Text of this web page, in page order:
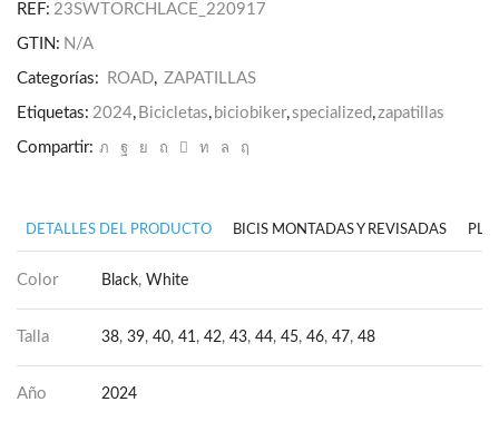
Lace
cantidad
REF: 23SWTORCHLACE_220917
GTIN: N/A
Categorías: ROAD, ZAPATILLAS
Etiquetas: 2024, Bicicletas, biciobiker,specialized ,zapatillas
Compartir:
DETALLES DEL PRODUCTO BICIS MONTADAS Y REVISADAS
Color Black, White
Talla 38, 39, 40, 41, 42, 43, 44, 45, 46, 47, 48
Año 2024